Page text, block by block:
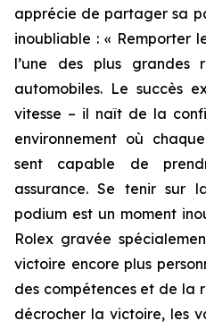
apprécie de partager sa
inoubliable : « Remporter
l’une des plus grandes
automobiles. Le succès
vitesse – il naît de la
environnement où
sent capable de
assurance. Se tenir sur
podium est un moment
Rolex gravée
victoire encore plus
des compétences et de la
décrocher la victoire, les